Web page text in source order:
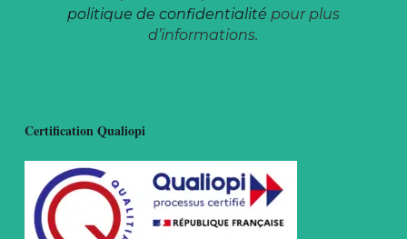
politique de confidentialité pour plus
d’informations.
Certification Qualiopi